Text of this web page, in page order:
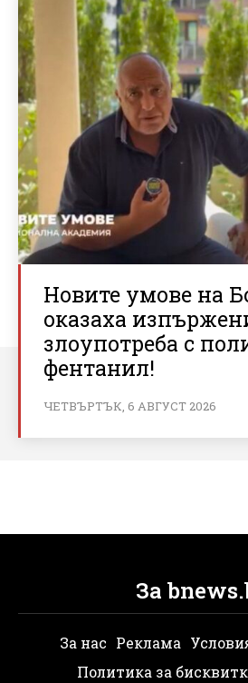
Новите умове на
оказаха
злоупотреба с
фентанил!
ЧЕТВЪРТЪК, 6 АВГУСТ 2026
За
За нас Реклама
Политика за